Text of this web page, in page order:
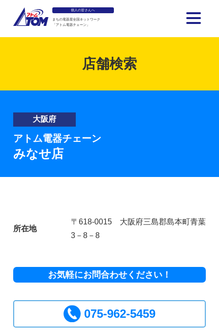
個人の皆さんへ
まちの電器屋全国ネットワーク
「アトム電器チェーン」
店舗検索
大阪府
アトム電器チェーン
みなせ店
所在地
〒618-0015 大阪府三島郡島本町青葉
3－8－8
お気軽にお問合わせください！
075-962-5459